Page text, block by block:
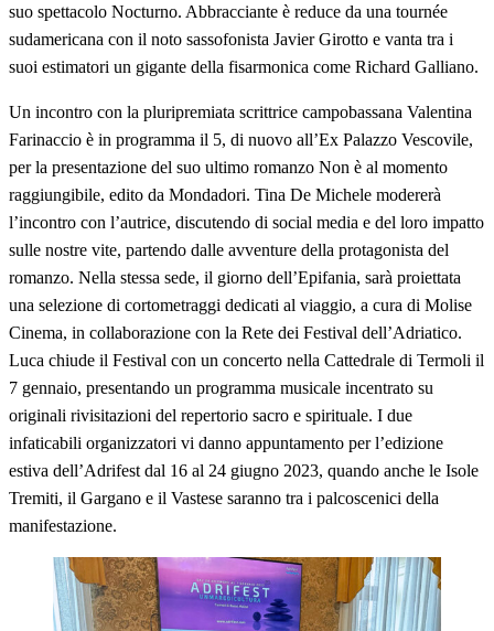
suo spettacolo Nocturno. Abbracciante è reduce da una tournée
sudamericana con il noto sassofonista Javier Girotto e vanta tra i
suoi estimatori un gigante della fisarmonica come Richard Galliano.
Un incontro con la pluripremiata scrittrice campobassana Valentina
Farinaccio è in programma il 5, di nuovo all’Ex Palazzo Vescovile,
per la presentazione del suo ultimo romanzo Non è al momento
raggiungibile, edito da Mondadori. Tina De Michele modererà
l’incontro con l’autrice, discutendo di social media e del loro impatto
sulle nostre vite, partendo dalle avventure della protagonista del
romanzo. Nella stessa sede, il giorno dell’Epifania, sarà proiettata
una selezione di cortometraggi dedicati al viaggio, a cura di Molise
Cinema, in collaborazione con la Rete dei Festival dell’Adriatico.
Luca chiude il Festival con un concerto nella Cattedrale di Termoli il
7 gennaio, presentando un programma musicale incentrato su
originali rivisitazioni del repertorio sacro e spirituale. I due
infaticabili organizzatori vi danno appuntamento per l’edizione
estiva dell’Adrifest dal 16 al 24 giugno 2023, quando anche le Isole
Tremiti, il Gargano e il Vastese saranno tra i palcoscenici della
manifestazione.